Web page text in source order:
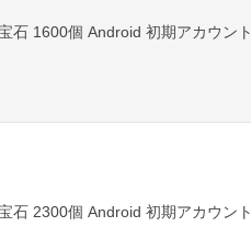
石 1600個 Android 初期アカウント
石 2300個 Android 初期アカウント